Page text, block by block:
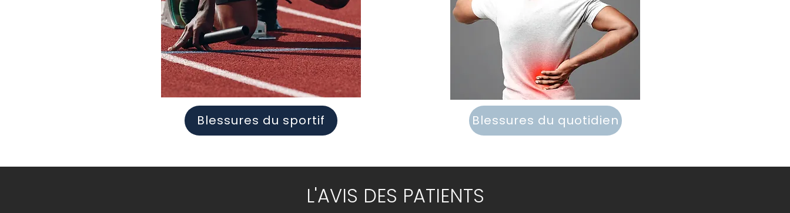
Blessures du sportif Blessures du quotidien
L'AVIS DES PATIENTS